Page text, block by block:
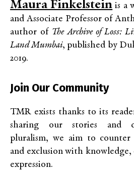
Maura Finkelstein is a
and Associate Professor of
author of The Archive of Loss:
Land Mumbai, published by
2019.
Join Our Community
TMR exists thanks to its
sharing our stories and
pluralism, we aim to counter
and exclusion with
expression.